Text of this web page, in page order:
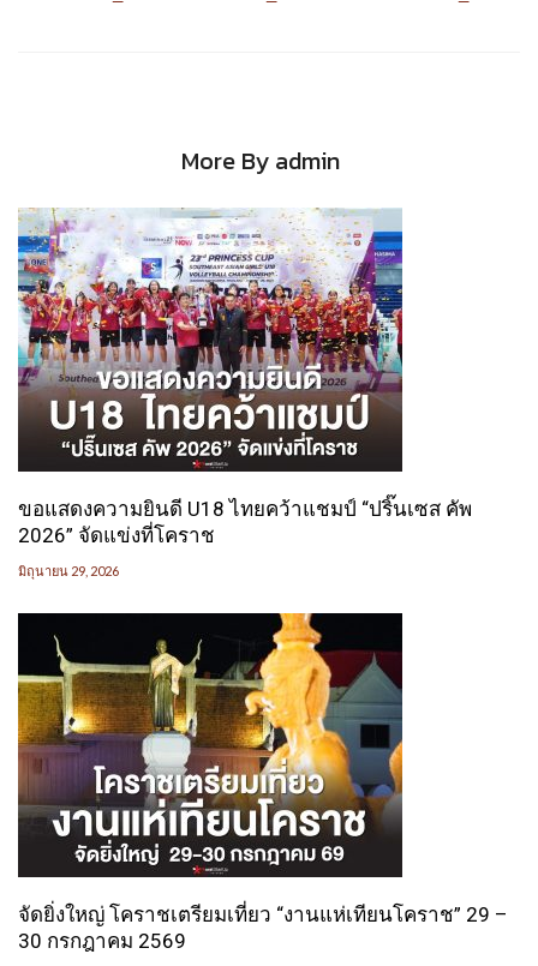
More By admin
ขอแสดงความยินดี U18 ไทยคว้าแชมป์ “ปริ๊นเซส คัพ
2026” จัดแข่งที่โคราช
มิถุนายน 29, 2026
จัดยิ่งใหญ่ โคราชเตรียมเที่ยว “งานแห่เทียนโคราช” 29 –
30 กรกฎาคม 2569